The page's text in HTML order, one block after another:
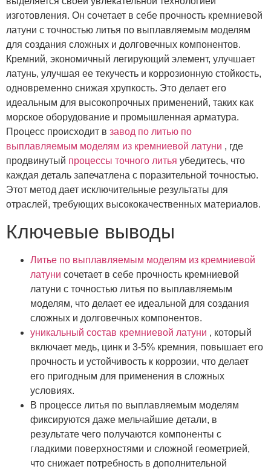
изготовления. Он сочетает в себе прочность кремниевой
латуни с точностью литья по выплавляемым моделям
для создания сложных и долговечных компонентов.
Кремний, экономичный легирующий элемент, улучшает
латунь, улучшая ее текучесть и коррозионную стойкость,
одновременно снижая хрупкость. Это делает его
идеальным для высокопрочных применений, таких как
морское оборудование и промышленная арматура.
Процесс происходит в завод по литью по
выплавляемым моделям из кремниевой латуни , где
продвинутый процессы точного литья убедитесь, что
каждая деталь запечатлена с поразительной точностью.
Этот метод дает исключительные результаты для
отраслей, требующих высококачественных материалов.
Ключевые выводы
Литье по выплавляемым моделям из кремниевой
латуни сочетает в себе прочность кремниевой
латуни с точностью литья по выплавляемым
моделям, что делает ее идеальной для создания
сложных и долговечных компонентов.
уникальный состав кремниевой латуни , который
включает медь, цинк и 3-5% кремния, повышает его
прочность и устойчивость к коррозии, что делает
его пригодным для применения в сложных
условиях.
В процессе литья по выплавляемым моделям
фиксируются даже мельчайшие детали, в
результате чего получаются компоненты с
гладкими поверхностями и сложной геометрией,
что снижает потребность в дополнительной